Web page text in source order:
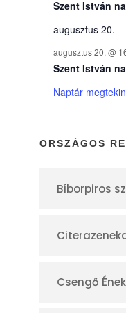
y
e
k
n
a
á
Szent István
augusztus 20.
augusztus 20. @
Szent István
Naptár
ORSZÁGOS
Bíborpiros
Csengő